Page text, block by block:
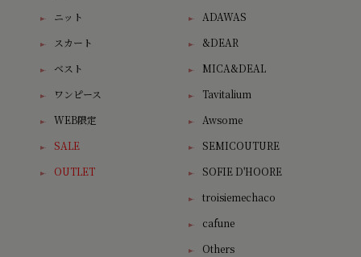
ニット
スカート
ベスト
ワンピース
WEB限定
SALE
OUTLET
ADAWAS
&DEAR
MICA&DEAL
Tavitalium
Awsome
SEMICOUTURE
SOFIE D'HOORE
troisiemechaco
cafune
Others